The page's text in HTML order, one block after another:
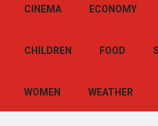
CINEMA ECONOMY
CHILDREN FOOD
WOMEN WEATHER